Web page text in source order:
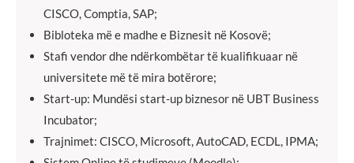
CISCO, Comptia, SAP;
Bibloteka më e madhe e Biznesit në Kosovë;
Stafi vendor dhe ndërkombëtar të kualifikuaar në
universitete më të mira botërore;
Start-up: Mundësi start-up biznesor në UBT Business
Incubator;
Trajnimet: CISCO, Microsoft, AutoCAD, ECDL, IPMA;